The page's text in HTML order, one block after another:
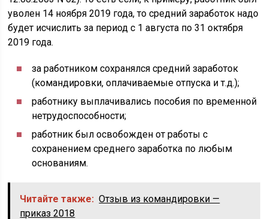
уволен 14 ноября 2019 года, то средний заработок надо
будет исчислить за период с 1 августа по 31 октября
2019 года.
за работником сохранялся средний заработок
(командировки, оплачиваемые отпуска и т.д.);
работнику выплачивались пособия по временной
нетрудоспособности;
работник был освобожден от работы с
сохранением среднего заработка по любым
основаниям.
Читайте также: Отзыв из командировки —
приказ 2018